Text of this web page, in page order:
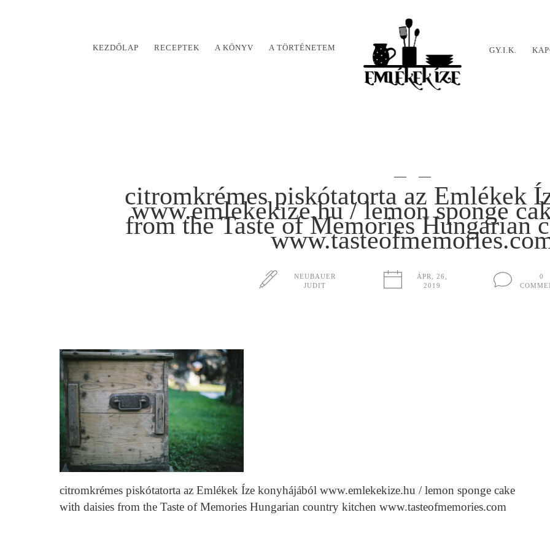
KEZDŐLAP RECEPTEK A KÖNYV A TÖRTÉNETEM GY.I.K.
citromkrémes piskótatorta az Emlékek
www.emlekekize.hu / lemon sponge
from the Taste of Memories Hungarian
NEUBAUER
JUDIT
ÁPR, 26,
2019
0
citromkrémes piskótatorta az Emlékek Íze konyhájából www.emlekekize.hu / lemon sponge cake
with daisies from the Taste of Memories Hungarian country kitchen www.tasteofmemories.com